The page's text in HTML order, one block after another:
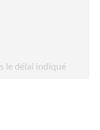
le délai indiqué